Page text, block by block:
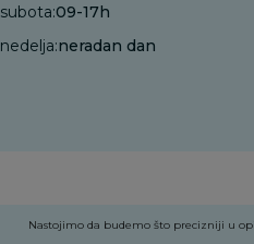
subota:09-17h
nedelja:neradan dan
Nastojimo da budemo što precizniji u